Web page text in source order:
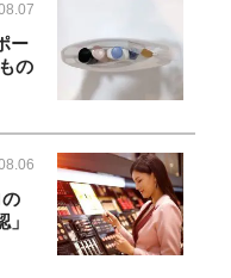
ー
の